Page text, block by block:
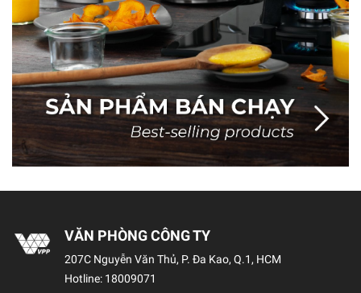
VĂN PHÒNG CÔNG TY
207C Nguyễn Văn Thủ, P. Đa Kao, Q.1, HCM
Hotline: 18009071